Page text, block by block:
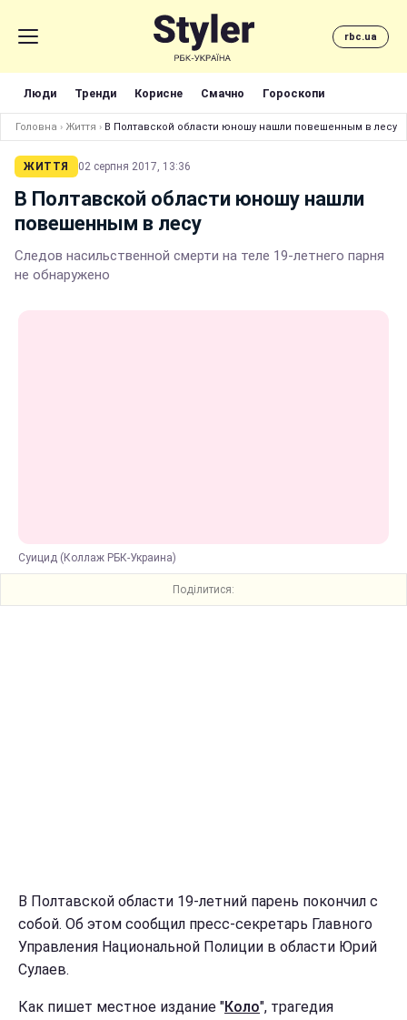
rbc.ua
Люди Тренди Корисне Смачно Гороскопи
Головна › Життя › В Полтавской области юношу нашли повешенным в лесу
ЖИТТЯ 02 серпня 2017, 13:36
В Полтавской области юношу нашли
повешенным в лесу
Следов насильственной смерти на теле 19-летнего парня
не обнаружено
Суицид (Коллаж РБК-Украина)
Поділитися:
В Полтавской области 19-летний парень покончил с
собой. Об этом сообщил пресс-секретарь Главного
Управления Национальной Полиции в области Юрий
Сулаев.
Как пишет местное издание "Коло", трагедия